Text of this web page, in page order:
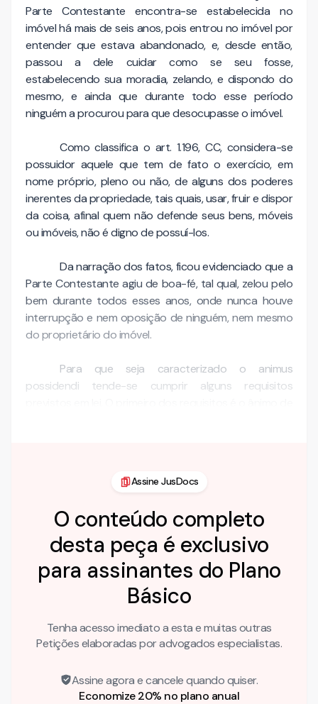
Parte Contestante encontra-se estabelecida no
imóvel há mais de seis anos, pois entrou no imóvel por
entender que estava abandonado, e, desde então,
passou a dele cuidar como se seu fosse,
estabelecendo sua moradia, zelando, e dispondo do
mesmo, e ainda que durante todo esse período
ninguém a procurou para que desocupasse o imóvel.
Como classifica o art. 1.196, CC, considera-se
possuidor aquele que tem de fato o exercício, em
nome próprio, pleno ou não, de alguns dos poderes
inerentes da propriedade, tais quais, usar, fruir e dispor
da coisa, afinal quem não defende seus bens, móveis
ou imóveis, não é digno de possuí-los.
Da narração dos fatos, ficou evidenciado que a
Parte Contestante agiu de boa-fé, tal qual, zelou pelo
bem durante todos esses anos, onde nunca houve
interrupção e nem oposição de ninguém, nem mesmo
do proprietário do imóvel.
Para que seja caracterizado o animus
possidendi tende-se cumprir alguns requisitos
Assine JusDocs
O conteúdo completo
desta peça é exclusivo
para assinantes do Plano
Básico
Tenha acesso imediato a esta e muitas outras
Petições elaboradas por advogados especialistas.
Assine agora e cancele quando quiser.
Economize 20% no plano anual